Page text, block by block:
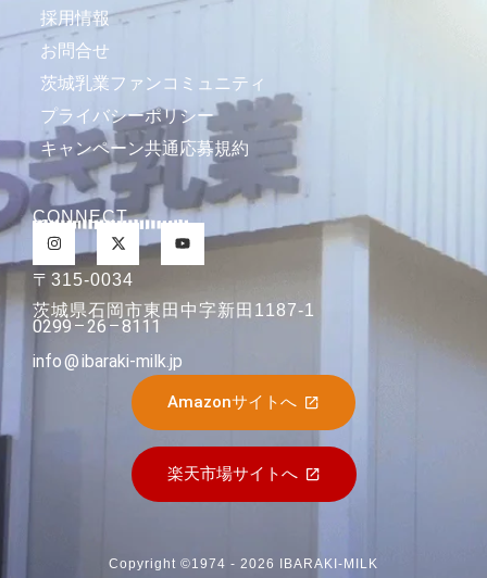
採用情報
お問合せ
茨城乳業ファンコミュニティ
プライバシーポリシー
キャンペーン共通応募規約
CONNECT
〒315-0034
茨城県石岡市東田中字新田1187-1
0299 26
8111
info
ibaraki-milk.jp
Amazonサイトへ
楽天市場サイトへ
Copyright ©1974 - 2026 IBARAKI-MILK